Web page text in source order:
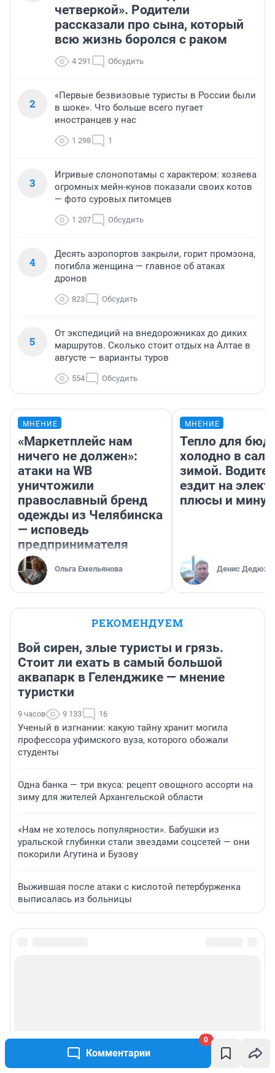
Комментарии
0
четверкой». Родители
рассказали про сына, который
всю жизнь боролся с раком
4 291 Обсудить
2
«Первые безвизовые туристы в России были
в шоке». Что больше всего пугает
иностранцев у нас
1 298 1
3
Игривые слонопотамы с характером: хозяева
огромных мейн-кунов показали своих котов
— фото суровых питомцев
1 207 Обсудить
4
Десять аэропортов закрыли, горит промзона,
погибла женщина — главное об атаках
дронов
823 Обсудить
5
От экспедиций на внедорожниках до диких
маршрутов. Сколько стоит отдых на Алтае в
августе — варианты туров
554 Обсудить
МНЕНИЕ
«Маркетплейс нам
ничего не должен»:
атаки на WB
уничтожили
православный бренд
одежды из Челябинска
— исповедь
предпринимателя
Ольга Емельянова
МНЕНИЕ
Тепло для
холодно в
зимой.
ездит на
плюсы и
Денис
РЕКОМЕНДУЕМ
Вой сирен, злые туристы и грязь.
Стоит ли ехать в самый большой
аквапарк в Геленджике — мнение
туристки
9 часов 9 133 16
Ученый в изгнании: какую тайну хранит могила
профессора уфимского вуза, которого обожали
студенты
Одна банка — три вкуса: рецепт овощного ассорти на
зиму для жителей Архангельской области
«Нам не хотелось популярности». Бабушки из
уральской глубинки стали звездами соцсетей — они
покорили Агутина и Бузову
Выжившая после атаки с кислотой петербурженка
выписалась из больницы